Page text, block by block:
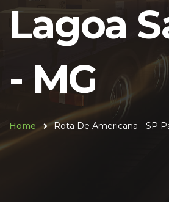
Lagoa
- MG
Home Rota De Americana - SP